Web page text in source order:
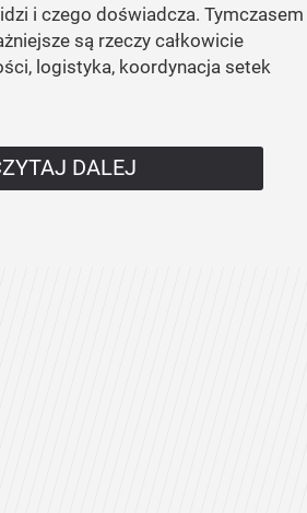
i czego doświadcza. Tymczasem
są rzeczy całkowicie
logistyka, koordynacja setek
DALEJ